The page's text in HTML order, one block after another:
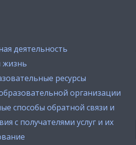
деятельность
жизнь
ресурсы
организации
способы обратной связи и
с получателями услуг и их